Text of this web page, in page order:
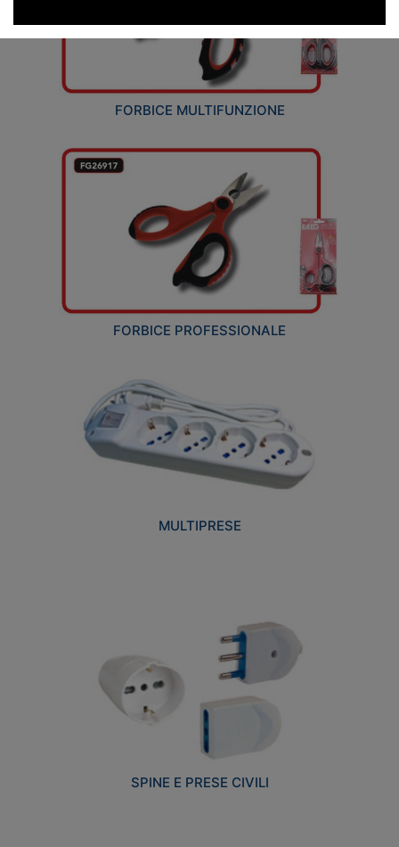
FORBICE MULTIFUNZIONE
FORBICE PROFESSIONALE
MULTIPRESE
SPINE E PRESE CIVILI